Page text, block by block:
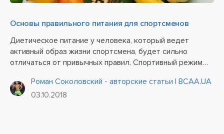
Основы правильного питания для спортсменов
Диетическое питание у человека, который ведет
активный образ жизни спортсмена, будет сильно
отличаться от привычных правил. Спортивный режим
зависимости от тяжести физических нагрузок и
высокого напряжения в процессе занятий....
Роман Соколовский - авторские статьи | BCAA.UA
03.10.2018